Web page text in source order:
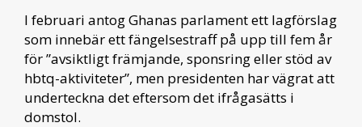
I februari antog Ghanas parlament ett lagförslag
som innebär ett fängelsestraff på upp till fem år
för ”avsiktligt främjande, sponsring eller stöd av
hbtq-aktiviteter”, men presidenten har vägrat att
underteckna det eftersom det ifrågasätts i
domstol.